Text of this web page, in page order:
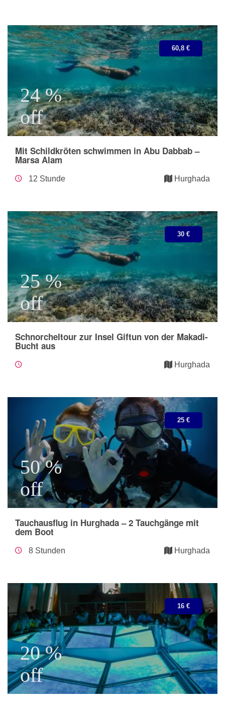
60,8 €
24 %
off
Mit Schildkröten schwimmen in Abu Dabbab –
Marsa Alam
12 Stunde Hurghada
30 €
25 %
off
Schnorcheltour zur Insel Giftun von der Makadi-
Bucht aus
Hurghada
25 €
50 %
off
Tauchausflug in Hurghada – 2 Tauchgänge mit
dem Boot
8 Stunden Hurghada
16 €
20 %
off